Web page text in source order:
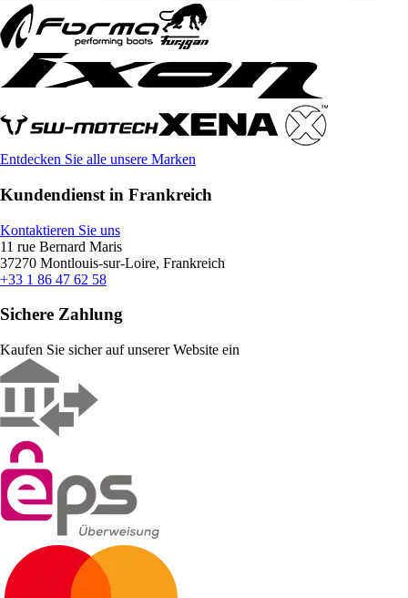
Entdecken Sie alle unsere Marken
Kundendienst in Frankreich
Kontaktieren Sie uns
11 rue Bernard Maris
37270 Montlouis-sur-Loire, Frankreich
+33 1 86 47 62 58
Sichere Zahlung
Kaufen Sie sicher auf unserer Website ein